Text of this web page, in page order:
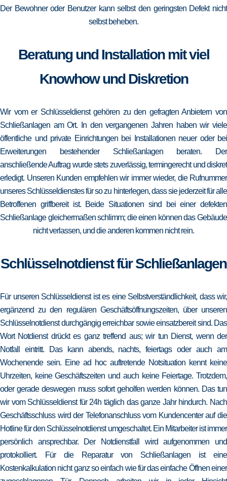
Der Bewohner oder Benutzer kann selbst den geringsten Defekt nicht
selbst beheben.
Beratung und Installation mit viel
Knowhow und Diskretion
Wir vom er Schlüsseldienst gehören zu den gefragten Anbietern von
Schließanlagen am Ort. In den vergangenen Jahren haben wir viele
öffentliche und private Einrichtungen bei Installationen neuer oder bei
Erweiterungen bestehender Schließanlagen beraten. Der
anschließende Auftrag wurde stets zuverlässig, termingerecht und diskret
erledigt. Unseren Kunden empfehlen wir immer wieder, die Rufnummer
unseres Schlüsseldienstes für so zu hinterlegen, dass sie jederzeit für alle
Betroffenen griffbereit ist. Beide Situationen sind bei einer defekten
Schließanlage gleichermaßen schlimm; die einen können das Gebäude
nicht verlassen, und die anderen kommen nicht rein.
Schlüsselnotdienst für Schließanlagen
Für unseren Schlüsseldienst ist es eine Selbstverständlichkeit, dass wir,
ergänzend zu den regulären Geschäftsöffnungszeiten, über unseren
Schlüsselnotdienst durchgängig erreichbar sowie einsatzbereit sind. Das
Wort Notdienst drückt es ganz treffend aus; wir tun Dienst, wenn der
Notfall eintritt. Das kann abends, nachts, feiertags oder auch am
Wochenende sein. Eine ad hoc auftretende Notsituation kennt keine
Uhrzeiten, keine Geschäftszeiten und auch keine Feiertage. Trotzdem,
oder gerade deswegen muss sofort geholfen werden können. Das tun
wir vom Schlüsseldienst für 24h täglich das ganze Jahr hindurch. Nach
Geschäftsschluss wird der Telefonanschluss vom Kundencenter auf die
Hotline für den Schlüsselnotdienst umgeschaltet. Ein Mitarbeiter ist immer
persönlich ansprechbar. Der Notdienstfall wird aufgenommen und
protokolliert. Für die Reparatur von Schließanlagen ist eine
Kostenkalkulation nicht ganz so einfach wie für das einfache Öffnen einer